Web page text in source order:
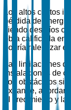
Los altos costos
pérdida de
siendo desafíos
obra calificada en
podría ralentizar
Las limitaciones
instalaciones de
son obstáculos
expande,
el crecimiento y